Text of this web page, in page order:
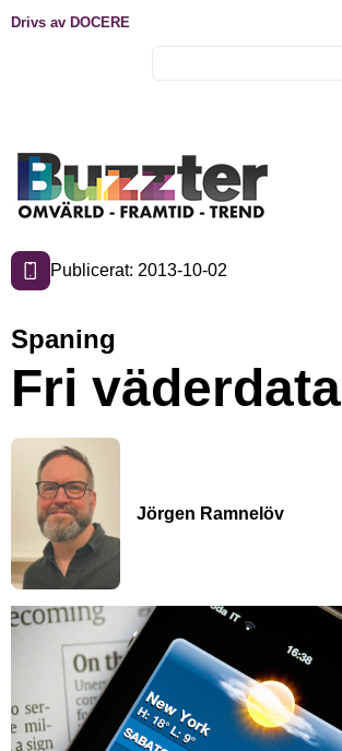
Drivs av DOCERE
Publicerat: 2013-10-02
Spaning
Fri väderdata
Jörgen Ramnelöv